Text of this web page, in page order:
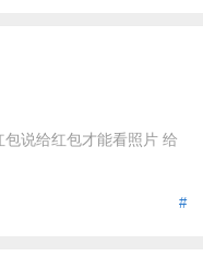
说给红包才能看照片 给
#